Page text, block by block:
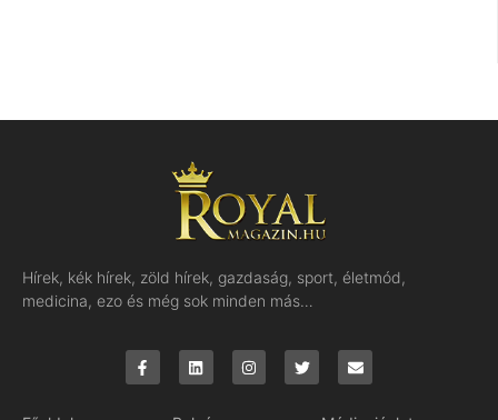
Hírek, kék hírek, zöld hírek, gazdaság, sport, életmód,
medicina, ezo és még sok minden más…